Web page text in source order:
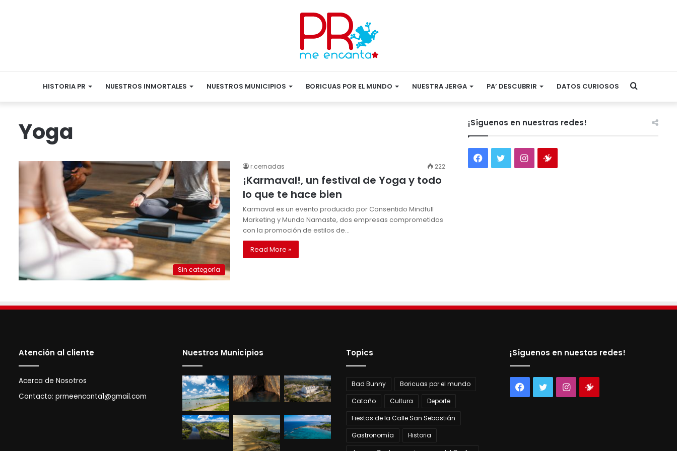
HISTORIA PR NUESTROS INMORTALES NUESTROS MUNICIPIOS BORICUAS POR EL MUNDO NUESTRA JERGA PA’ DESCUBRIR DATOS CURIOSOS Search
Yoga
Sin categoría
r.cernadas 222
¡Karmaval!, un festival de Yoga y todo
lo que te hace bien
Karmaval es un evento producido por Consentido Mindfull
Marketing y Mundo Namaste, dos empresas comprometidas
con la promoción de estilos de…
Read More »
¡Síguenos en nuestras redes!
Facebook
TwitterInstagram
Atención al cliente
Acerca de Nosotros
Contacto: prmeencanta1@gmail.com
Nuestros Municipios Topics
Bad Bunny
Boricuas por el mundo
Cataño
Cultura
Deporte
Fiestas de la Calle San Sebastián
Gastronomía
Historia
¡Síguenos en nuestas redes!
Facebook
TwitterInstagram